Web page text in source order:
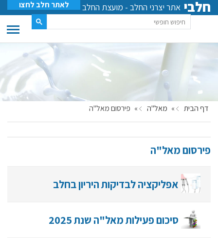
חלבי אתר יצרני החלב - מועצת החלב לאתר חלב לחצו
דף הבית » מאל"ה » פירסום מאל"ה
פירסום מאל"ה
אפליקציה לבדיקות היריון בחלב
סיכום פעילות מאל"ה שנת 2025